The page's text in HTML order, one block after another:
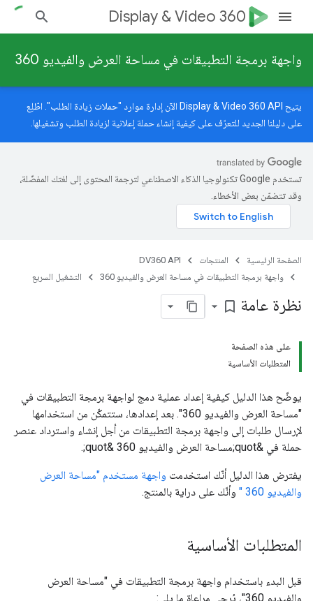
Display & Video 360
واجهة برمجة التطبيقات في مساحة العرض والفيديو 360
يتيح Display & Video 360 API الآن إدارة موارد "حملات زيادة الطلب". اطّلِع
على دليلنا الجديد للتعرّف على كيفية إنشاء حملة إعلانية لزيادة الطلب وتشغيلها.
تستخدم Google تكنولوجيا الذكاء الاصطناعي لترجمة المحتوى إلى لغتك المفضّلة،
وقد تتضمّن بعض الأخطاء.
الصفحة الرئيسية المنتجات
DV360 API
واجهة برمجة التطبيقات في مساحة العرض والفيديو 360
التشغيل السريع
نظرة عامة bookmark_border
على هذه الصفحة
المتطلبات الأساسية
يوضّح هذا الدليل كيفية إعداد عملية دمج لواجهة برمجة التطبيقات في
"مساحة العرض والفيديو 360". بعد إعدادها، ستتمكّن من استخدامها
لإرسال طلبات إلى واجهة برمجة التطبيقات من أجل إنشاء واسترداد عنصر
حملة في &quot;مساحة العرض والفيديو 360 &quot;.
يفترض هذا الدليل أنّك استخدمت واجهة مستخدم "مساحة العرض
والفيديو 360 "
وأنّك على دراية بالمنتج.
المتطلبات الأساسية
قبل البدء باستخدام واجهة برمجة التطبيقات في "مساحة العرض
والفيديو 360"، يُرجى مراعاة ما يلي: